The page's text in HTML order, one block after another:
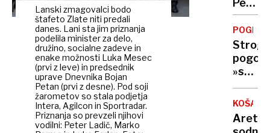
Lanski zmagovalci bodo
štafeto Zlate niti predali
danes. Lani sta jim priznanja
podelila minister za delo,
družino, socialne zadeve in
enake možnosti Luka Mesec
(prvi z leve) in predsednik
uprave Dnevnika Bojan
Petan (prvi z desne). Pod soji
žarometov so stala podjetja
Intera, Agilcon in Sportradar.
Priznanja so prevzeli njihovi
vodilni: Peter Ladič, Marko
v
Celju
je
pod
ne
bo
Strogi
pogoji,
zakon?
Vse,
kar